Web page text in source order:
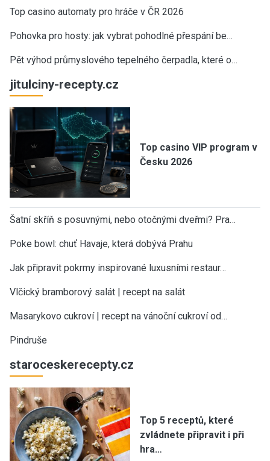
Top casino automaty pro hráče v ČR 2026
Pohovka pro hosty: jak vybrat pohodlné přespání be…
Pět výhod průmyslového tepelného čerpadla, které o…
jitulciny-recepty.cz
Top casino VIP program v
Česku 2026
Šatní skříň s posuvnými, nebo otočnými dveřmi? Pra…
Poke bowl: chuť Havaje, která dobývá Prahu
Jak připravit pokrmy inspirované luxusními restaur…
Vlčický bramborový salát | recept na salát
Masarykovo cukroví | recept na vánoční cukroví od…
Pindruše
staroceskerecepty.cz
Top 5 receptů, které
zvládnete připravit i při
hra…